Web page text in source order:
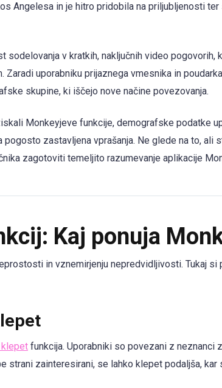
Angelesa in je hitro pridobila na priljubljenosti
sodelovanja v kratkih, naključnih video pogovorih,
Zaradi uporabniku prijaznega vmesnika in
skupine, ki iščejo nove načine povezovanja.
Monkeyjeve funkcije, demografske podatke
zastavljena vprašanja. Ne glede na to, ali
zagotoviti temeljito razumevanje aplikacije
Kaj ponuja
in vznemirjenju nepredvidljivosti. Tukaj si
klepet funkcija. Uporabniki so povezani z neznanci
strani zainteresirani, se lahko klepet podaljša,